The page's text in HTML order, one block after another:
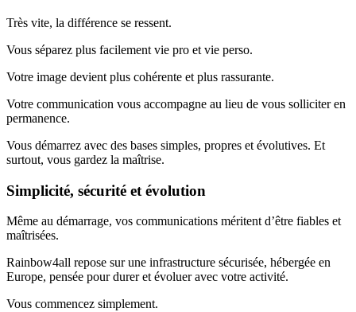
Très vite, la différence se ressent.
Vous séparez plus facilement vie pro et vie perso.
Votre image devient plus cohérente et plus rassurante.
Votre communication vous accompagne au lieu de vous solliciter en
permanence.
Vous démarrez avec des bases simples, propres et évolutives. Et
surtout, vous gardez la maîtrise.
Simplicité, sécurité et évolution
Même au démarrage, vos communications méritent d’être fiables et
maîtrisées.
Rainbow4all repose sur une infrastructure sécurisée, hébergée en
Europe, pensée pour durer et évoluer avec votre activité.
Vous commencez simplement.